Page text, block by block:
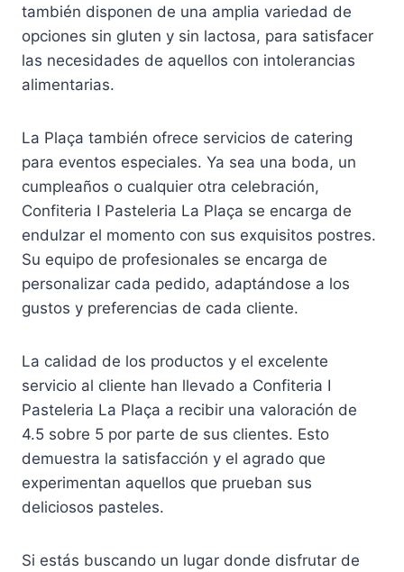
también disponen de una amplia variedad de
opciones sin gluten y sin lactosa, para satisfacer
las necesidades de aquellos con intolerancias
alimentarias.
La Plaça también ofrece servicios de catering
para eventos especiales. Ya sea una boda, un
cumpleaños o cualquier otra celebración,
Confiteria I Pasteleria La Plaça se encarga de
endulzar el momento con sus exquisitos postres.
Su equipo de profesionales se encarga de
personalizar cada pedido, adaptándose a los
gustos y preferencias de cada cliente.
La calidad de los productos y el excelente
servicio al cliente han llevado a Confiteria I
Pasteleria La Plaça a recibir una valoración de
4.5 sobre 5 por parte de sus clientes. Esto
demuestra la satisfacción y el agrado que
experimentan aquellos que prueban sus
deliciosos pasteles.
Si estás buscando un lugar donde disfrutar de